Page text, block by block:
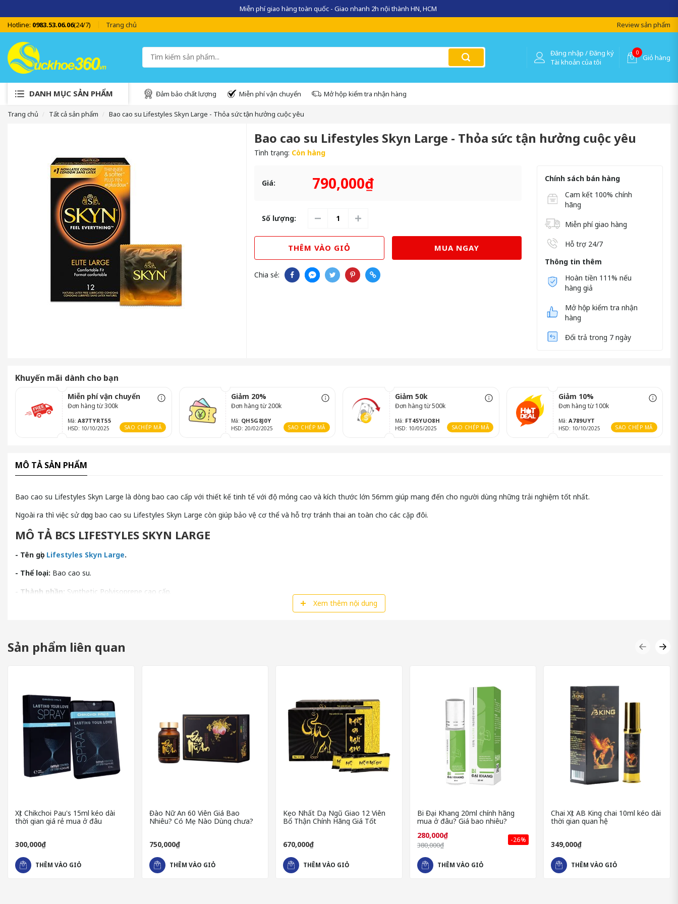
Miễn phí giao hàng toàn quốc - Giao nhanh 2h nội thành HN, HCM
Hotline: 0983.53.06.06(24/7) Trang chủ Review sản phẩm
Đăng nhập / Đăng ký
Tài khoản của tôi
0
Giỏ hàng
DANH MỤC SẢN PHẨM Đảm bảo chất lượng Miễn phí vận chuyển Mở hộp kiểm tra nhận hàng
Trang chủ Tất cả sản phẩm Bao cao su Lifestyles Skyn Large - Thỏa sức tận hưởng cuộc yêu
Bao cao su Lifestyles Skyn Large - Thỏa sức tận hưởng cuộc yêu
Tình trạng: Còn hàng
Giá: 790,000₫
Số lượng:
THÊM VÀO GIỎ MUA NGAY
Chia sẻ:
Chính sách bán hàng
Cam kết 100% chính
hãng
Miễn phí giao hàng
Hỗ trợ 24/7
Thông tin thêm
Hoàn tiền 111% nếu
hàng giả
Mở hộp kiểm tra nhận
hàng
Đổi trả trong 7 ngày
Khuyến mãi dành cho bạn
Miễn phí vận chuyển
Đơn hàng từ 300k
Mã: A87TYRT55
HSD: 10/10/2025 SAO CHÉP MÃ
Giảm 20%
Đơn hàng từ 200k
Mã: QH5G8J0Y
HSD: 20/02/2025 SAO CHÉP MÃ
Giảm 50k
Đơn hàng từ 500k
Mã: FT45YUO8H
HSD: 10/05/2025 SAO CHÉP MÃ
Giảm 10%
Đơn hàng từ 100k
Mã:A789UYT
HSD: 10/10/2025 SAO CHÉP MÃ
MÔ TẢ SẢN PHẨM
Bao cao su Lifestyles Skyn Large là dòng bao cao cấp với thiết kế tinh tế với độ mỏng cao và kích thước lớn 56mm giúp mang đến cho người dùng những trải nghiệm tốt nhất.
Ngoài ra thì việc sử dụng bao cao su Lifestyles Skyn Large còn giúp bảo vệ cơ thể và hỗ trợ tránh thai an toàn cho các cặp đôi.
MÔ TẢ BCS LIFESTYLES SKYN LARGE
- Tên gọi: Lifestyles Skyn Large.
- Thể loại: Bao cao su.
- Thành phần: Synthetic Polyisoprene cao cấp.
- Thương hiệu:
Lifestyles.
Xem thêm nội dung
Sản phẩm liên quan
Xịt Chikchoi Pau's 15ml kéo dài
thời gian giá rẻ mua ở đâu
300,000₫
THÊM VÀO GIỎ
Đào Nữ An 60 Viên Giá Bao
Nhiêu? Có Mẹ Nào Dùng chưa?
750,000₫
THÊM VÀO GIỎ
Kẹo Nhất Dạ Ngũ Giao 12 Viên
Bổ Thận Chính Hãng Giá Tốt
670,000₫
THÊM VÀO GIỎ
Bi Đại Khang 20ml chính hãng
mua ở đâu? Giá bao nhiêu?
280,000₫
380,000₫
-26%
THÊM VÀO GIỎ
Chai Xịt AB King chai 10ml kéo dài
thời gian quan hệ
349,000₫
THÊM VÀO GIỎ